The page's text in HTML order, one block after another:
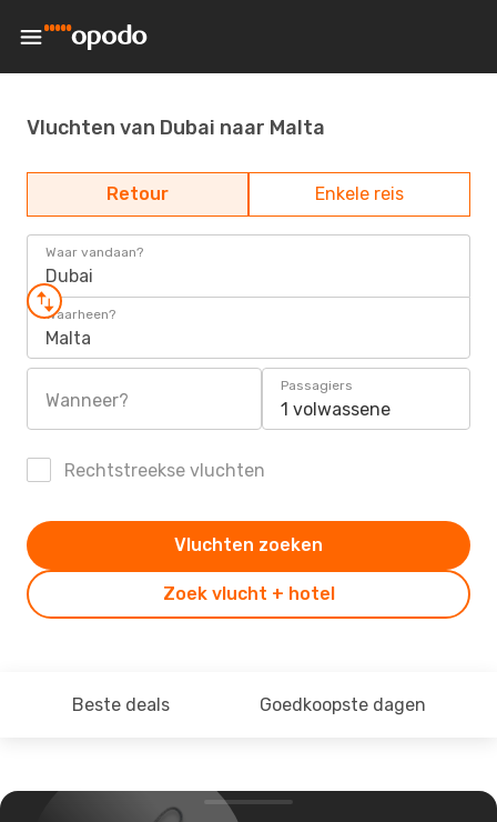
Vluchten van Dubai naar Malta
Retour Enkele reis
Waar vandaan?
Dubai
Waarheen?
Malta
Wanneer?
Passagiers
1 volwassene
Rechtstreekse vluchten
Zoek vlucht + hotel
Vluchten zoeken
Beste deals Goedkoopste dagen